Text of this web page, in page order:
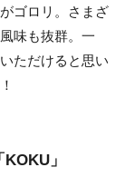
ゴロリ。さまざ
味も抜群。一
ただけると思い
」